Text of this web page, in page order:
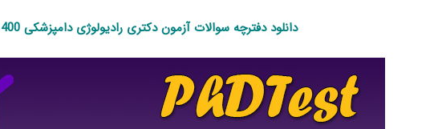
دانلود دفترچه سوالات آزمون دکتری رادیولوژی دامپزشکی 1400